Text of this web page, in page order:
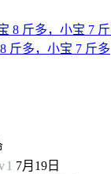
斤多，小宝 7 斤多
1 7月19日